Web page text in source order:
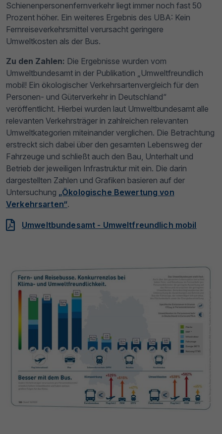
Schienenpersonenfernverkehr liegt immer noch fast 50
Prozent höher. Ein weiteres Ergebnis des UBA: Kein
Fernreiseverkehrsmittel verursacht geringere
Umweltkosten als der Bus.
Zu den Zahlen: Die Ergebnisse wurden vom
Umweltbundesamt in der Publikation „Umweltfreundlich
mobil! Ein ökologischer Verkehrsartenvergleich für den
Personen- und Güterverkehr in Deutschland“
veröffentlicht. Hierbei wurden laut Umweltbundesamt alle
relevanten Verkehrsträger in zahlreichen relevanten
Umweltkategorien miteinander verglichen. Die Betrachtung
erstreckt sich dabei über den gesamten Lebensweg der
Fahrzeuge und schließt auch den Bau, Unterhalt und
Betrieb der jeweiligen Infrastruktur mit ein. Die darin
dargestellten Zahlen und Grafiken basieren auf der
Untersuchung „Ökologische Bewertung von
Verkehrsarten“.
Umweltbundesamt - Umweltfreundlich mobil